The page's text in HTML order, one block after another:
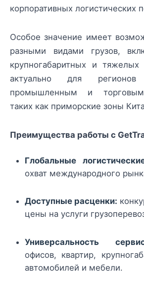
корпоративных логистических
Особое значение имеет
разными видами грузов,
крупногабаритных и
актуально для
промышленным и торговым
таких как приморские зоны
Преимущества работы с
Глобальные
охват международного
Доступные расценки:
цены на услуги
Универсальность
офисов, квартир,
автомобилей и мебели.